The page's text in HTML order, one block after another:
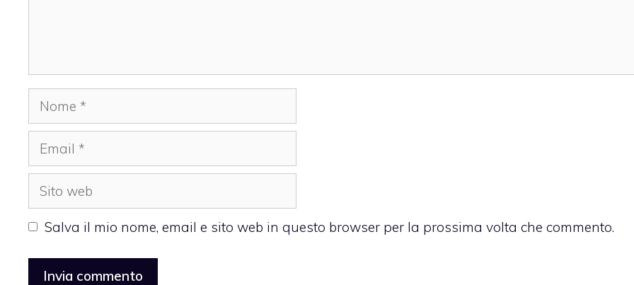
Nome
Email
Sito
web
Salva il mio nome, email e sito web in questo browser per la prossima volta che commento.